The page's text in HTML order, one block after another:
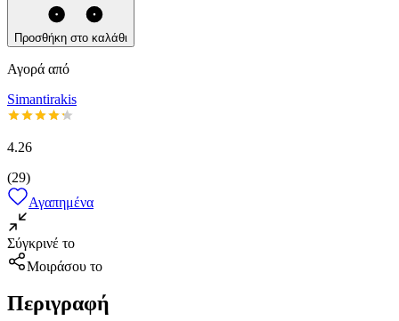
Προσθήκη στο καλάθι
Αγορά από
Simantirakis
4.26
(29)
Αγαπημένα
Σύγκρινέ το
Μοιράσου το
Περιγραφή